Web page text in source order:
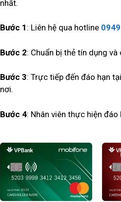
nhất.
Bước 1 : Liên hệ qua hotline
Bước 2: Chuẩn bị thẻ tín dụng
Bước 3: Trực tiếp đến đáo hạn
nơi.
Bước 4: Nhân viên thực hiện